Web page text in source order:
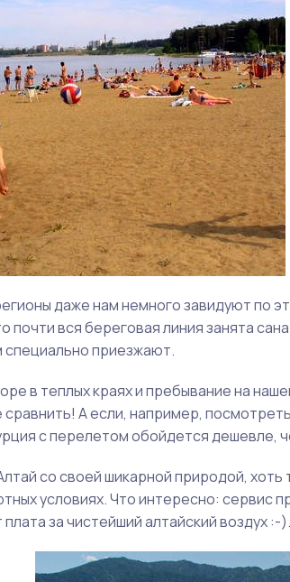
даже нам немного завидуют по
почти вся береговая линия занята
специально приезжают.
в теплых краях и пребывание на
А если, например,
с перелетом обойдется дешевле,
со своей шикарной природой,
условиях. Что интересно: сервис
за чистейший алтайский воздух :-).